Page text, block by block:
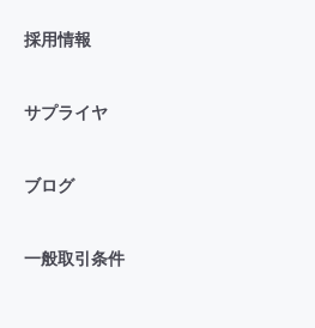
採用情報
サプライヤ
ブログ
一般取引条件